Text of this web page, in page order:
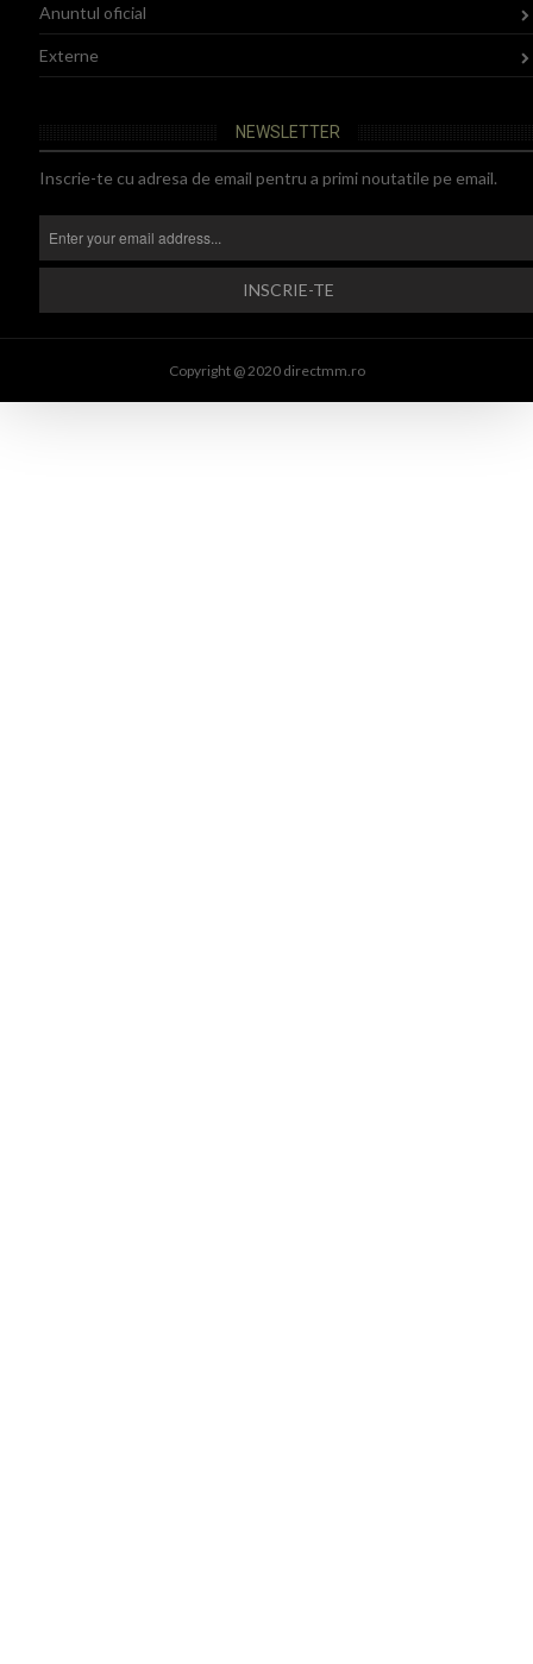
Anuntul oficial
Externe
NEWSLETTER
Inscrie-te cu adresa de email pentru a primi noutatile pe email.
Copyright @ 2020 directmm.ro